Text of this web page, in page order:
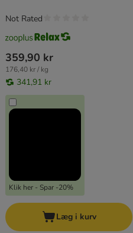
359,90 kr
176,40 kr / kg
341,91 kr
Klik her - Spar -20%
Not Rated
Læg i kurv